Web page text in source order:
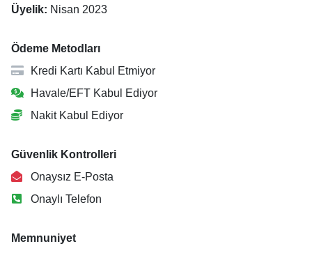
Üyelik: Nisan 2023
Ödeme Metodları
Kredi Kartı Kabul Etmiyor
Havale/EFT Kabul Ediyor
Nakit Kabul Ediyor
Güvenlik Kontrolleri
Onaysız E-Posta
Onaylı Telefon
Memnuniyet